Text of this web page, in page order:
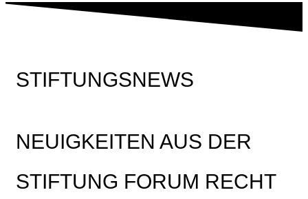
STIFTUNGSNEWS
NEUIGKEITEN AUS DER
STIFTUNG FORUM RECHT